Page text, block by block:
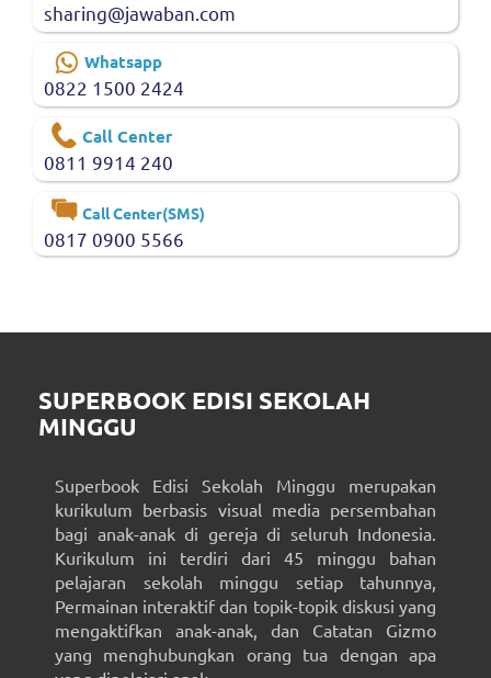
sharing@jawaban.com
Whatsapp
0822 1500 2424
Call Center
0811 9914 240
Call Center(SMS)
0817 0900 5566
SUPERBOOK EDISI SEKOLAH
MINGGU
Superbook Edisi Sekolah Minggu merupakan
kurikulum berbasis visual media persembahan
bagi anak-anak di gereja di seluruh Indonesia.
Kurikulum ini terdiri dari 45 minggu bahan
pelajaran sekolah minggu setiap tahunnya,
Permainan interaktif dan topik-topik diskusi yang
mengaktifkan anak-anak, dan Catatan Gizmo
yang menghubungkan orang tua dengan apa